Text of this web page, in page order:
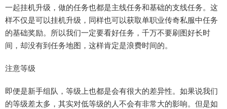
一起挂机升级，做的任务也都是主线任务和基础的支线任务。这
样不仅是可以挂机升级，同样也可以获取单职业传奇私服中任务
的基础奖励。所以我们一定要看好任务，千万不要刷图好长时
间，却没有到任务地图，这样肯定是浪费时间的。
注意等级
即便是新手组队，等级上也都是会有很大的差异性。如果说我们
的等级差太多，其实对低等级的人不会有非常大的影响。但是如